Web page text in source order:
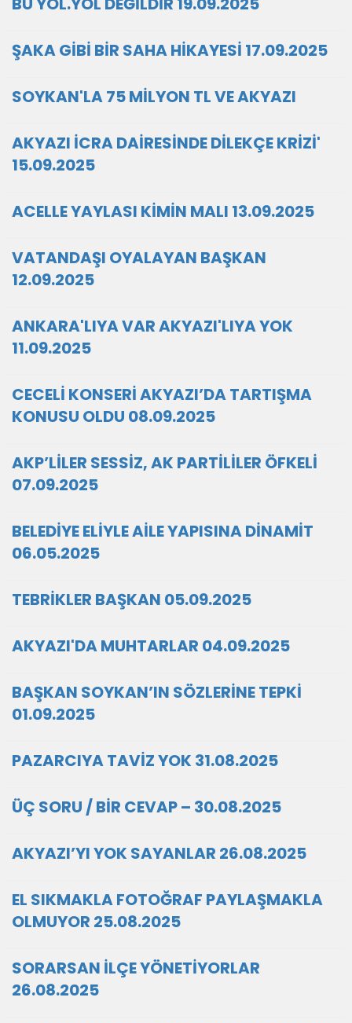
ŞAKA GİBİ BİR SAHA HİKAYESİ 17.09.2025
SOYKAN'LA 75 MİLYON TL VE AKYAZI
AKYAZI İCRA DAİRESİNDE DİLEKÇE KRİZİ'
15.09.2025
ACELLE YAYLASI KİMİN MALI 13.09.2025
VATANDAŞI OYALAYAN BAŞKAN
12.09.2025
ANKARA'LIYA VAR AKYAZI'LIYA YOK
11.09.2025
CECELİ KONSERİ AKYAZI’DA TARTIŞMA
KONUSU OLDU 08.09.2025
AKP’LİLER SESSİZ, AK PARTİLİLER ÖFKELİ
07.09.2025
BELEDİYE ELİYLE AİLE YAPISINA DİNAMİT
06.05.2025
TEBRİKLER BAŞKAN 05.09.2025
AKYAZI'DA MUHTARLAR 04.09.2025
BAŞKAN SOYKAN’IN SÖZLERİNE TEPKİ
01.09.2025
PAZARCIYA TAVİZ YOK 31.08.2025
ÜÇ SORU / BİR CEVAP – 30.08.2025
AKYAZI’YI YOK SAYANLAR 26.08.2025
EL SIKMAKLA FOTOĞRAF PAYLAŞMAKLA
OLMUYOR 25.08.2025
SORARSAN İLÇE YÖNETİYORLAR
26.08.2025